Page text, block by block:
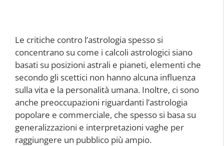
Le critiche contro l’astrologia spesso si
concentrano su come i calcoli astrologici siano
basati su posizioni astrali e pianeti, elementi che
secondo gli scettici non hanno alcuna influenza
sulla vita e la personalità umana. Inoltre, ci sono
anche preoccupazioni riguardanti l’astrologia
popolare e commerciale, che spesso si basa su
generalizzazioni e interpretazioni vaghe per
raggiungere un pubblico più ampio.